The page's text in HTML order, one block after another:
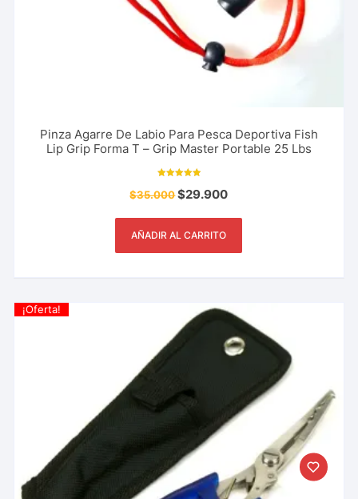
Pinza Agarre De Labio Para Pesca Deportiva Fish
Lip Grip Forma T – Grip Master Portable 25 Lbs
5.00
de 5
$35.000$29.900
AÑADIR AL CARRITO
¡Oferta!